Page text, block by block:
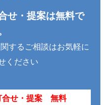
せ・提案は無料で
するご相談はお気軽に
ください
合せ・提案 無料